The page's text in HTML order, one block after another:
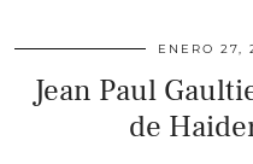
ENERO 27,
Jean Paul
de